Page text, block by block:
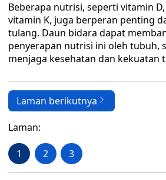
Beberapa nutrisi, seperti vitamin
vitamin K, juga berperan penting
tulang. Daun bidara dapat
penyerapan nutrisi ini oleh tubuh,
menjaga kesehatan dan kekuatan
Laman berikutnya
Laman:
1 2 3